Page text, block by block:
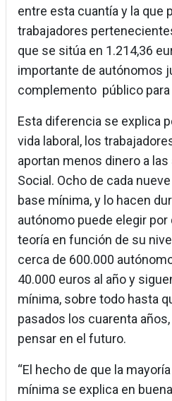
entre esta cuantía y la que
trabajadores
que se sitúa en 1.214,36
importante de autónomos
complemento público para
Esta diferencia se explica
vida laboral, los
aportan menos dinero a las
Social. Ocho de cada
base mínima, y lo hacen
autónomo puede elegir por
teoría en función de su
cerca de 600.000
40.000 euros al año y
mínima, sobre todo hasta
pasados los cuarenta
pensar en el futuro.
“El hecho de que la
mínima se explica en